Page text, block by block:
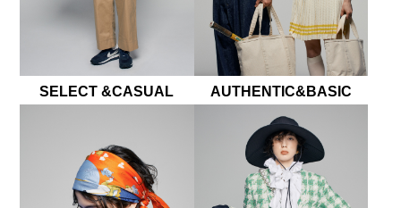
SELECT &CASUAL AUTHENTIC&BASIC